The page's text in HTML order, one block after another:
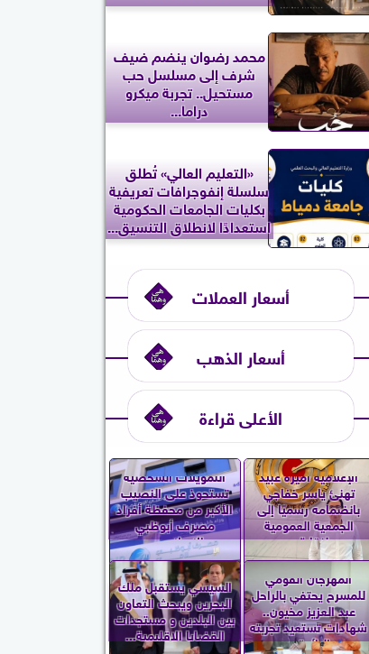
محمد رضوان ينضم ضيف
شرف إلى مسلسل حب
مستحيل.. تجربة ميكرو
دراما...
«التعليم العالي» تُطلق
سلسلة إنفوجرافات تعريفية
بكليات الجامعات الحكومية
استعدادًا لانطلاق التنسيق...
أسعار العملات
أسعار الذهب
الأعلى قراءة
الإعلامية أميرة عبيد
تهنئ ياسر خفاجي
بانضمامه رسميًا إلى
الجمعية العمومية
لنقابة...
التمويلات الشخصية
تستحوذ على النصيب
الأكبر من محفظة أفراد
مصرف أبوظبي
الإسلامي...
المهرجان القومي
للمسرح يحتفي بالراحل
عبد العزيز مخيون..
شهادات تستعيد تجربته
الرائدة...
السيسي يستقبل ملك
البحرين ويبحث التعاون
بين البلدين و مستجدات
القضايا الإقليمية...